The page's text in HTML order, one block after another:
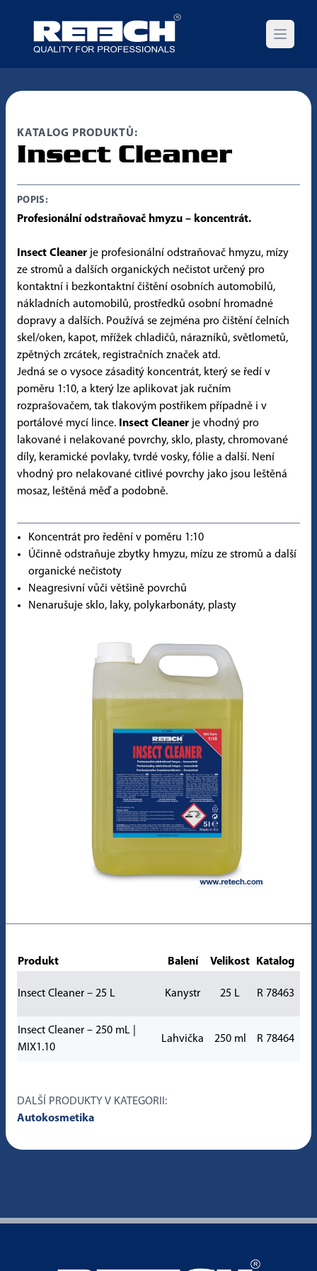
Open
KATALOG PRODUKTŮ:
Insect Cleaner
POPIS:
Profesionální odstraňovač hmyzu – koncentrát.
Insect Cleaner je profesionální odstraňovač hmyzu, mízy
ze stromů a dalších organických nečistot určený pro
kontaktní i bezkontaktní čištění osobních automobilů,
nákladních automobilů, prostředků osobní hromadné
dopravy a dalších. Používá se zejména pro čištění čelních
skel/oken, kapot, mřížek chladičů, nárazníků, světlometů,
zpětných zrcátek, registračních značek atd.
Jedná se o vysoce zásaditý koncentrát, který se ředí v
poměru 1:10, a který lze aplikovat jak ručním
rozprašovačem, tak tlakovým postřikem případně i v
portálové mycí lince.
Insect Cleaner je vhodný pro
lakované i nelakované povrchy, sklo, plasty, chromované
díly, keramické povlaky, tvrdé vosky, fólie a další. Není
vhodný pro nelakované citlivé povrchy jako jsou leštěná
mosaz, leštěná měď a podobně.
Koncentrát pro ředění v poměru 1:10
Účinně odstraňuje zbytky hmyzu, mízu ze stromů a další
organické nečistoty
Neagresivní vůči většině povrchů
Nenarušuje sklo, laky, polykarbonáty, plasty
Produkt Balení Velikost Katalog
Insect Cleaner – 25 L Kanystr 25 L R 78463
Insect Cleaner – 250 mL |
MIX1.10
Lahvička 250 ml R 78464
DALŠÍ PRODUKTY V KATEGORII:
Autokosmetika